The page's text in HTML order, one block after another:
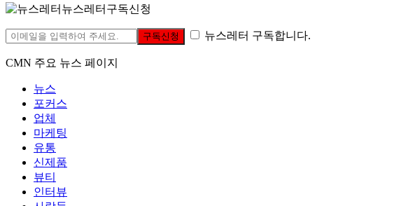
뉴스레터구독신청
구독신청 뉴스레터 구독합니다.
CMN 주요 뉴스 페이지
뉴스
포커스
업체
마케팅
유통
신제품
뷰티
인터뷰